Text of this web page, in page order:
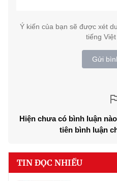
Ý kiến của bạn sẽ được xét
tiếng Việt
Gửi
Hiện chưa có bình luận
tiên bình luận
TIN ĐỌC NHIỀU